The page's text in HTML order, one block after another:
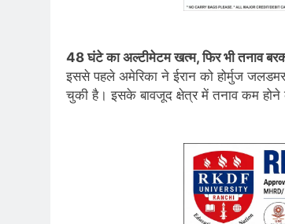
48 घंटे का अल्टीमेटम खत्म, फिर भी तनाव
इससे पहले अमेरिका ने ईरान को होर्मुज
चुकी है। इसके बावजूद क्षेत्र में तनाव कम